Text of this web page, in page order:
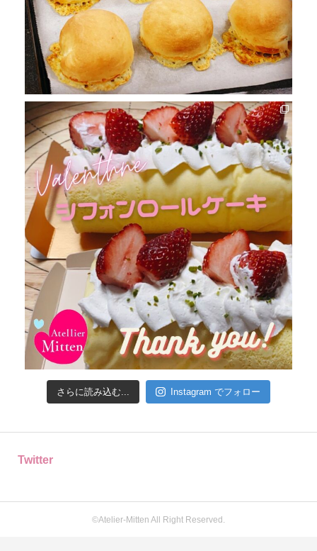
さらに読み込む... Instagram でフォロー
Twitter
©️Atelier-Mitten All Right Reserved.